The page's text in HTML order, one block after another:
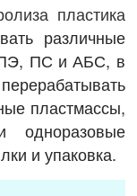
пластика
различные
ПЭ, ПС и АБС, в
пластмассы,
одноразовые
и упаковка.